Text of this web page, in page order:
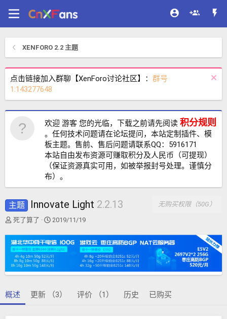
XENFORO 2.2 主题
点击链接加入群聊【XenForo讨论社区】： 群号
1:143277648
欢迎 游客 您的光临，下载之前请先阅读 积分规则
。任何技术问题请在论坛提问，本站定制插件、模
板主题。售前、售后问题请联系QQ：5916171
本站自由发布资源可赚取积分及人民币（可提现）
（保证资源真实可用，如被举报封号处理。谨慎分
布）。
主题 Innovate Light 2.2.13
无购买权限（50G）
作
死了算了
创
日
期
2019/11/19
概述 更新 （3） 评价 （1） 历史 已购买